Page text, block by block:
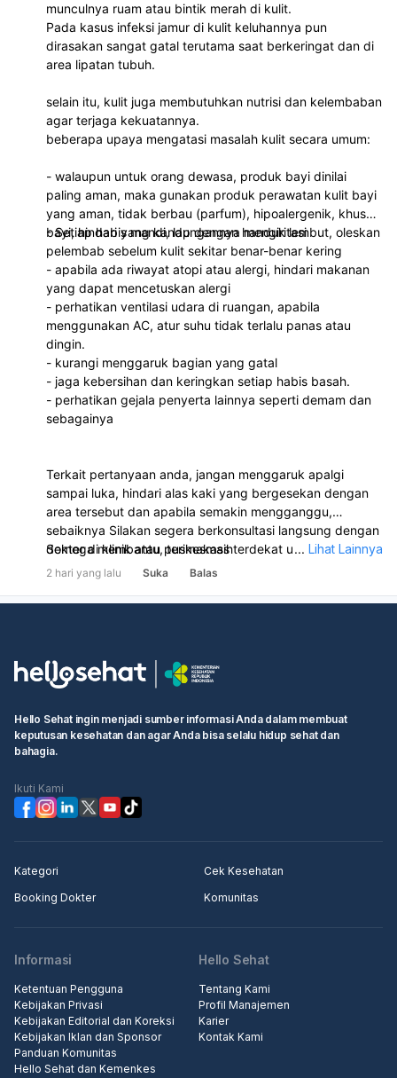
munculnya ruam atau bintik merah di kulit.
Pada kasus infeksi jamur di kulit keluhannya pun
dirasakan sangat gatal terutama saat berkeringat dan di
area lipatan tubuh.
selain itu, kulit juga membutuhkan nutrisi dan kelembaban
agar terjaga kekuatannya.
beberapa upaya mengatasi masalah kulit secara umum:
- walaupun untuk orang dewasa, produk bayi dinilai
paling aman, maka gunakan produk perawatan kulit bayi
yang aman, tidak berbau (parfum), hipoalergenik, khusus
bayi, hindari yang kandungannya mengiritasi
- Setiap habis mandi, lap dengan handuk lembut, oleskan
pelembab sebelum kulit sekitar benar-benar kering
- apabila ada riwayat atopi atau alergi, hindari makanan
yang dapat mencetuskan alergi
- perhatikan ventilasi udara di ruangan, apabila
menggunakan AC, atur suhu tidak terlalu panas atau
dingin.
- kurangi menggaruk bagian yang gatal
- jaga kebersihan dan keringkan setiap habis basah.
- perhatikan gejala penyerta lainnya seperti demam dan
sebagainya
Terkait pertanyaan anda, jangan menggaruk apalgi
sampai luka, hindari alas kaki yang bergesekan dengan
area tersebut dan apabila semakin mengganggu,
sebaiknya Silakan segera berkonsultasi langsung dengan
dokter di klinik atau puskesmas terdekat untuk
pengobatan dan penanganan lebih lanjut.
Semoga membantu, terimakasih ... Lihat Lainnya
2 hari yang lalu Suka Balas
Hello Sehat ingin menjadi sumber informasi Anda dalam membuat
keputusan kesehatan dan agar Anda bisa selalu hidup sehat dan
bahagia.
Ikuti Kami
Kategori
Cek Kesehatan
Booking Dokter
Komunitas
Informasi
Ketentuan Pengguna
Kebijakan Privasi
Kebijakan Editorial dan Koreksi
Kebijakan Iklan dan Sponsor
Panduan Komunitas
Hello Sehat dan Kemenkes
Hello Sehat
Tentang Kami
Profil Manajemen
Karier
Kontak Kami